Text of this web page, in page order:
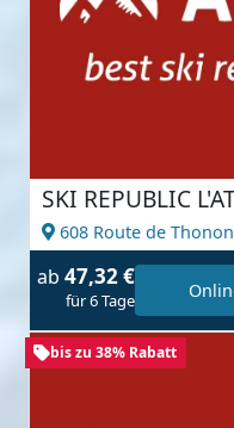
SKI REPUBLIC
608 Route de
ab 47,32 €
für 6 Tage
bis zu 38% Rabatt